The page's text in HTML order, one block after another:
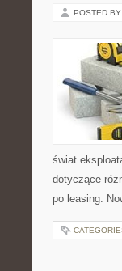
POSTED BY
świat
dotyczące
po leasing.